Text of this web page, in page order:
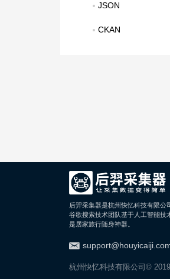
JSON
CKAN
后羿采集器是杭州快忆科技有限
谷歌搜索技术团队基于人工智能技
是居家旅行随身神器。
杭州快忆科技有限公司© 2019